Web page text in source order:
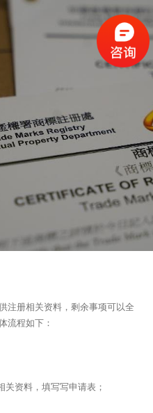
册相关资料，剩余事项可以全
流程如下：
资料，填写写申请表；